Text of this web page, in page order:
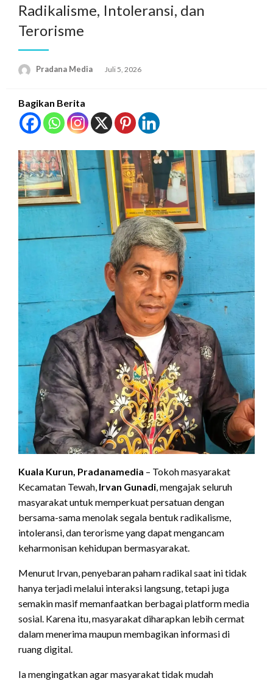
Radikalisme, Intoleransi, dan
Terorisme
Pradana Media Juli 5, 2026
Bagikan Berita
Kuala Kurun, Pradanamedia – Tokoh masyarakat
Kecamatan Tewah, Irvan Gunadi , mengajak seluruh
masyarakat untuk memperkuat persatuan dengan
bersama-sama menolak segala bentuk radikalisme,
intoleransi, dan terorisme yang dapat mengancam
keharmonisan kehidupan bermasyarakat.
Menurut Irvan, penyebaran paham radikal saat ini tidak
hanya terjadi melalui interaksi langsung, tetapi juga
semakin masif memanfaatkan berbagai platform media
sosial. Karena itu, masyarakat diharapkan lebih cermat
dalam menerima maupun membagikan informasi di
ruang digital.
Ia mengingatkan agar masyarakat tidak mudah